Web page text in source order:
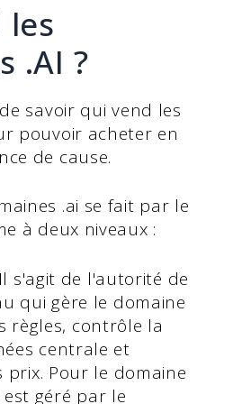
les
.AI ?
savoir qui vend les
pouvoir acheter en
de cause.
.ai se fait par le
à deux niveaux :
Il s'agit de l'autorité de
qui gère le domaine
règles, contrôle la
centrale et
prix. Pour le domaine
géré par le